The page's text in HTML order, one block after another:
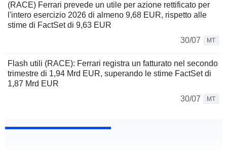
(RACE) Ferrari prevede un utile per azione rettificato per
l'intero esercizio 2026 di almeno 9,68 EUR, rispetto alle
stime di FactSet di 9,63 EUR
30/07
MT
Flash utili (RACE): Ferrari registra un fatturato nel secondo
trimestre di 1,94 Mrd EUR, superando le stime FactSet di
1,87 Mrd EUR
30/07
MT